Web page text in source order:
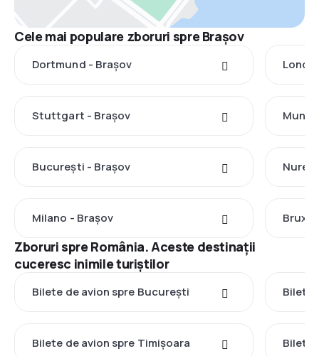
Cele mai populare zboruri spre Brașov
Dortmund - Brașov
Stuttgart - Brașov
București - Brașov
Milano - Brașov
Zboruri spre România. Aceste destinații
cuceresc inimile turiștilor
Bilete de avion spre București Bilete
Bilete de avion spre Timișoara Bilete